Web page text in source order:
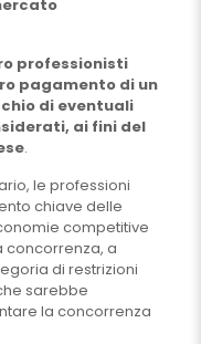
professionisti
pagamento di un
di eventuali
ai fini del
.
le professioni
chiave delle
competitive
concorrenza, a
di restrizioni
sarebbe
la concorrenza